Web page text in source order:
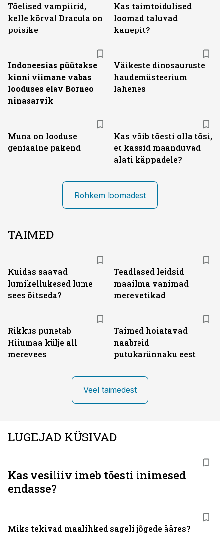
Tõelised vampiirid,
kelle kõrval Dracula on
poisike
Kas taimtoidulised
loomad taluvad
kanepit?
Indoneesias püütakse
kinni viimane vabas
looduses elav Borneo
ninasarvik
Väikeste dinosauruste
haudemüsteerium
lahenes
Muna on looduse
geniaalne pakend
Kas võib tõesti olla tõsi,
et kassid maanduvad
alati käppadele?
Rohkem loomadest
TAIMED
Kuidas saavad
lumikellukesed lume
sees õitseda?
Teadlased leidsid
maailma vanimad
merevetikad
Rikkus punetab
Hiiumaa külje all
merevees
Taimed hoiatavad
naabreid
putukarünnaku eest
Veel taimedest
LUGEJAD KÜSIVAD
Kas vesiliiv imeb tõesti inimesed
endasse?
Miks tekivad maalihked sageli jõgede ääres?